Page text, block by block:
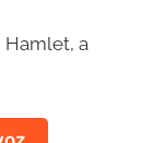
Hamlet, a